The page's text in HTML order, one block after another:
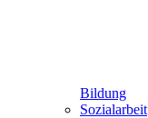
Bildung
Sozialarbeit